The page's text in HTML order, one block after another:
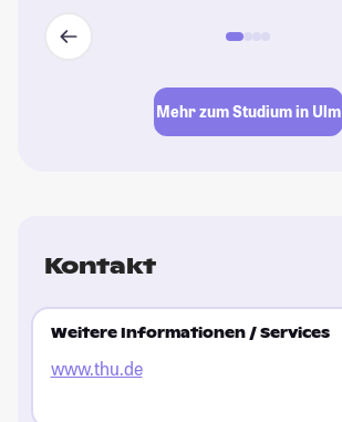
Mehr zum Studium in Ulm
Kontakt
Weitere Informationen / Services
www.thu.de